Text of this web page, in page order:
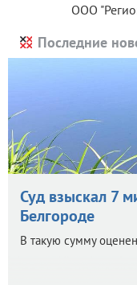
ООО
Последние
Суд взыскал 7
Белгороде
В такую сумму